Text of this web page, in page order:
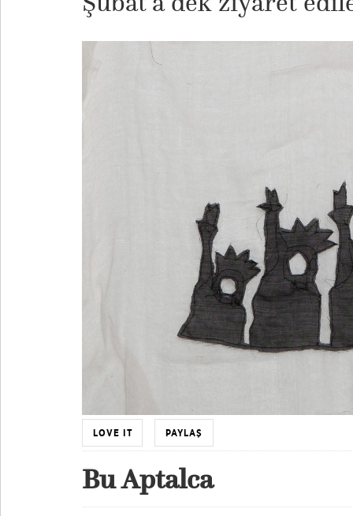
LOVE IT PAYLAŞ
Bu Aptalca